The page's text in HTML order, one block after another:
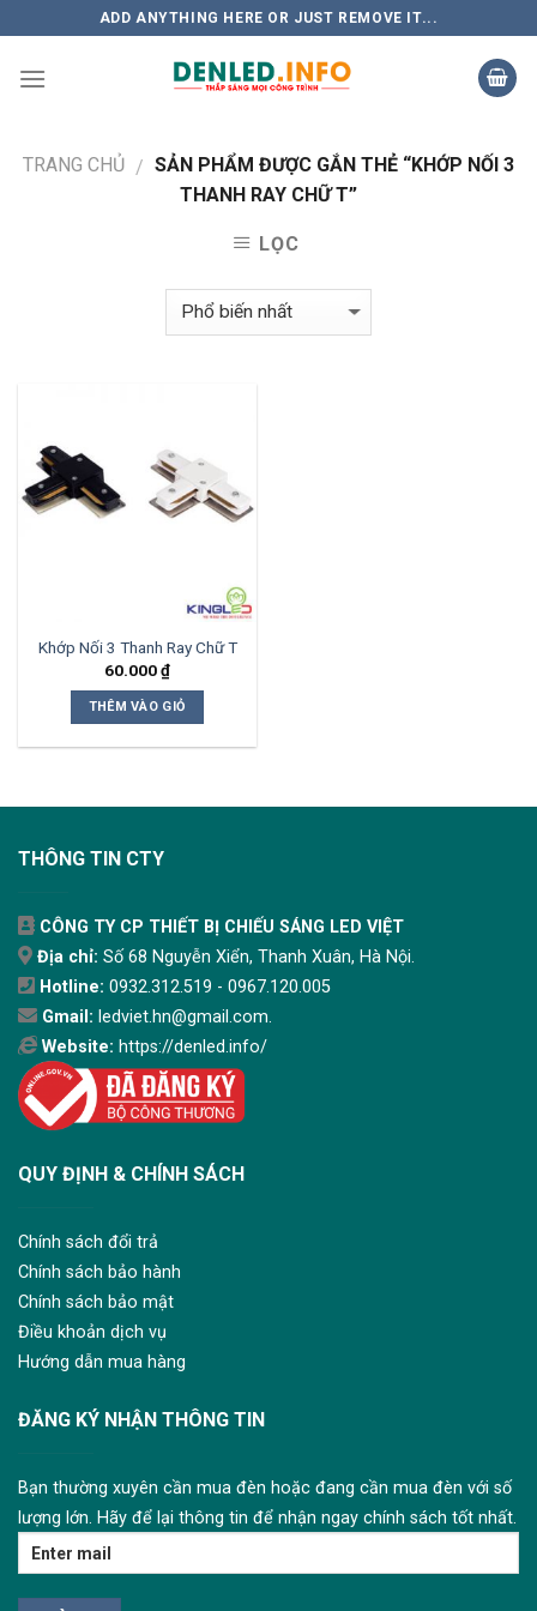
to
content
ADD ANYTHING HERE OR JUST REMOVE IT...
TRANG CHỦ / SẢN PHẨM ĐƯỢC GẮN THẺ “KHỚP NỐI 3
THANH RAY CHỮ T”
LỌC
Khớp Nối 3 Thanh Ray Chữ T
60.000₫
THÊM VÀO GIỎ
THÔNG TIN CTY
CÔNG TY CP THIẾT BỊ CHIẾU SÁNG LED VIỆT
Địa chỉ: Số 68 Nguyễn Xiển, Thanh Xuân, Hà Nội.
Hotline: 0932.312.519 - 0967.120.005
Gmail: ledviet.hn@gmail.com.
Website: https://denled.info/
QUY ĐỊNH & CHÍNH SÁCH
Chính sách đổi trả
Chính sách bảo hành
Chính sách bảo mật
Điều khoản dịch vụ
Hướng dẫn mua hàng
ĐĂNG KÝ NHẬN THÔNG TIN
Bạn thường xuyên cần mua đèn hoặc đang cần mua đèn với số
lượng lớn. Hãy để lại thông tin để nhận ngay chính sách tốt nhất.